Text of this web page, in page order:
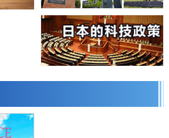
癇的新型基因療法，利用超小型GAD67啟動
高機制：兩種激素波動疊加所致
高溫環境下工作
年內翻倍，但與中美德仍有較大差距
急對策：目標為死亡人數至少減半，重點強